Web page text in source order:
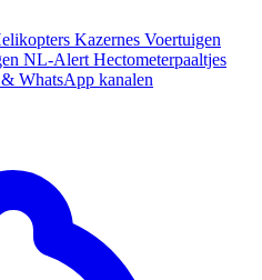
Kazernes Voertuigen
NL-Alert Hectometerpaaltjes
WhatsApp kanalen